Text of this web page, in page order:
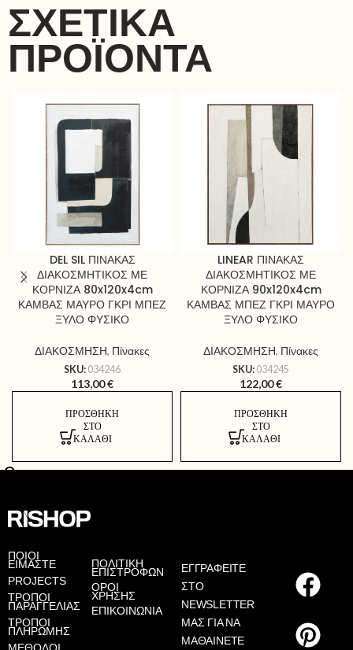
ΣΧΕΤΙΚΆ
ΠΡΟΪΌΝΤΑ
DEL SIL ΠΙΝΑΚΑΣ
ΔΙΑΚΟΣΜΗΤΙΚΟΣ ΜΕ
ΚΟΡΝΙΖΑ 80x120x4cm
ΚΑΜΒΑΣ ΜΑΥΡΟ ΓΚΡΙ ΜΠΕΖ
ΞΥΛΟ ΦΥΣΙΚΟ
ΔΙΑΚΟΣΜΗΣΗ, Πίνακες
SKU: 034246
113,00€
ΠΡΟΣΘΉΚΗ
ΣΤΟ
ΚΑΛΆΘΙ
LINEAR ΠΙΝΑΚΑΣ
ΔΙΑΚΟΣΜΗΤΙΚΟΣ ΜΕ
ΚΟΡΝΙΖΑ 90x120x4cm
ΚΑΜΒΑΣ ΜΠΕΖ ΓΚΡΙ ΜΑΥΡΟ
ΞΥΛΟ ΦΥΣΙΚΟ
ΔΙΑΚΟΣΜΗΣΗ, Πίνακες
SKU: 034245
122,00€
ΠΡΟΣΘΉΚΗ
ΣΤΟ
ΚΑΛΆΘΙ
ΠΟΙΟΙ
ΕΙΜΑΣΤΕ
PROJECTS
ΤΡΟΠΟΙ
ΠΑΡΑΓΓΕΛΙΑΣ
ΤΡΟΠΟΙ
ΠΛΗΡΩΜΗΣ
ΠΟΛΙΤΙΚΗ
ΕΠΙΣΤΡΟΦΩΝ
ΟΡΟΙ
ΧΡΗΣΗΣ
ΕΠΙΚΟΙΝΩΝΙΑ
ΕΓΓΡΑΦΕΙΤΕ
ΣΤΟ
NEWSLETTER
ΜΑΣ ΓΙΑ ΝΑ
ΜΑΘΑΙΝΕΤΕ